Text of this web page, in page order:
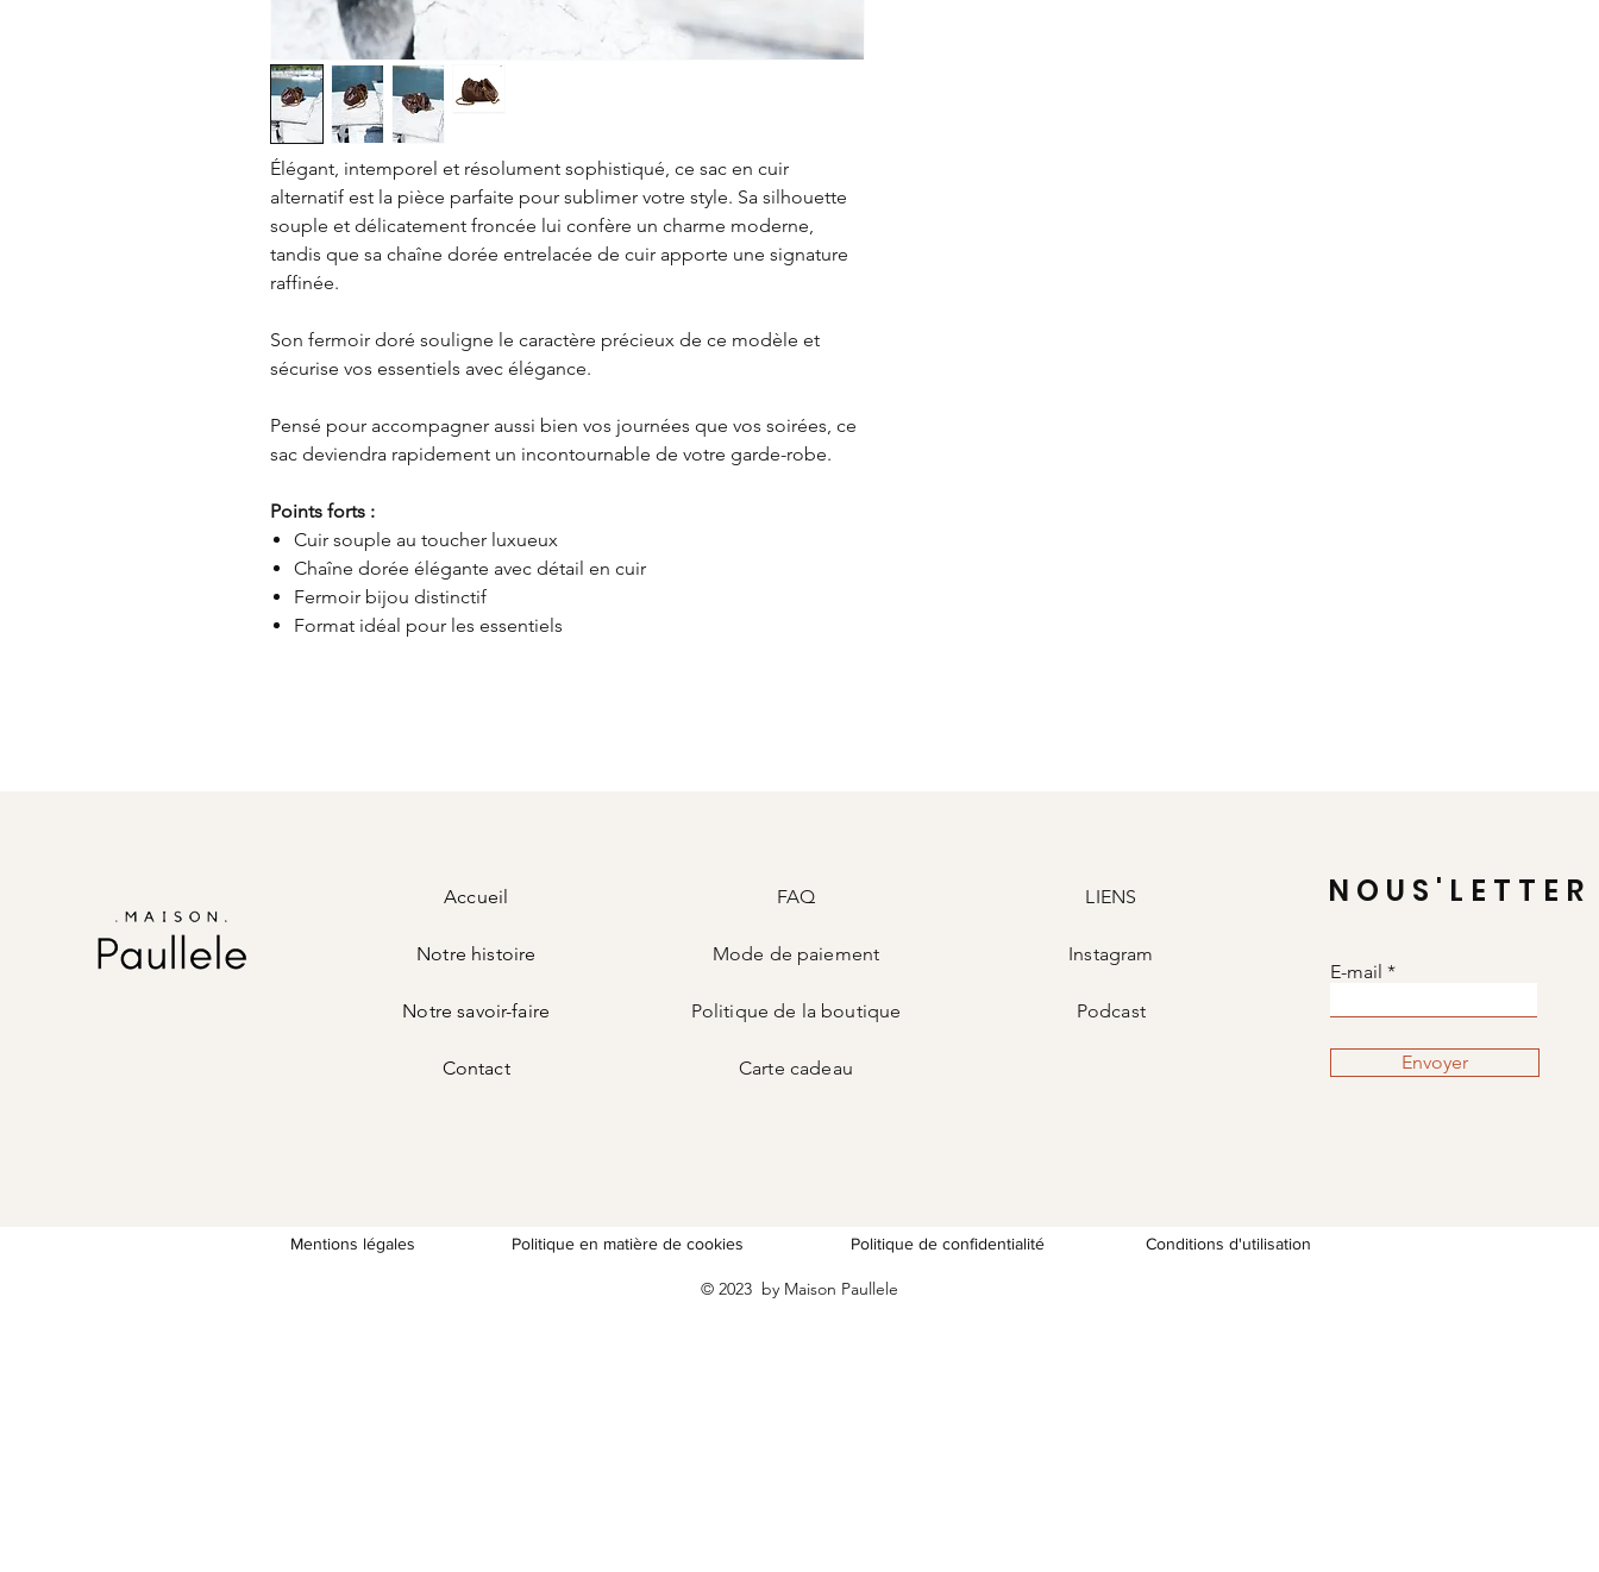
Élégant, intemporel et résolument sophistiqué, ce sac en cuir
alternatif est la pièce parfaite pour sublimer votre style. Sa silhouette
souple et délicatement froncée lui confère un charme moderne,
tandis que sa chaîne dorée entrelacée de cuir apporte une signature
raffinée.
Son fermoir doré souligne le caractère précieux de ce modèle et
sécurise vos essentiels avec élégance.
Pensé pour accompagner aussi bien vos journées que vos soirées, ce
sac deviendra rapidement un incontournable de votre garde-robe.
Points forts :
Cuir souple au toucher luxueux
Chaîne dorée élégante avec détail en cuir
Fermoir bijou distinctif
Format idéal pour les essentiels
Accueil
Notre histoire
Notre savoir-faire
Contact
FAQ
Mode de paiement
Politique de la boutique
Carte cadeau
LIENS
Instagram
Podcast
NOUS'LETTER
E-mail
Envoyer
Mentions légales Politique en matière de cookies Politique de confidentialité Conditions d'utilisation
© 2023 by Maison Paullele